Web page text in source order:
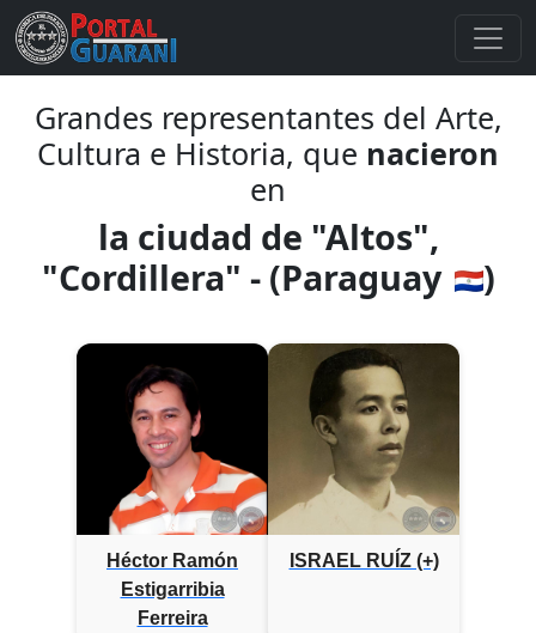
Grandes representantes del Arte,
Cultura e Historia, que nacieron
en
la ciudad de "Altos",
"Cordillera" - (Paraguay
)
Héctor Ramón
Estigarribia
Ferreira
ISRAEL RUÍZ (+)